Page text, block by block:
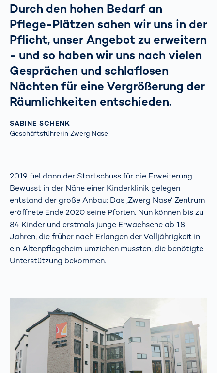
Durch den hohen Bedarf an
Pflege-Plätzen sahen wir uns in der
Pflicht, unser Angebot zu erweitern
- und so haben wir uns nach vielen
Gesprächen und schlaflosen
Nächten für eine Vergrößerung der
Räumlichkeiten entschieden.
SABINE SCHENK
Geschäftsführerin Zwerg Nase
2019 fiel dann der Startschuss für die Erweiterung.
Bewusst in der Nähe einer Kinderklinik gelegen
entstand der große Anbau: Das ‚Zwerg Nase‘ Zentrum
eröffnete Ende 2020 seine Pforten. Nun können bis zu
84 Kinder und erstmals junge Erwachsene ab 18
Jahren, die früher nach Erlangen der Volljährigkeit in
ein Altenpflegeheim umziehen mussten, die benötigte
Unterstützung bekommen.